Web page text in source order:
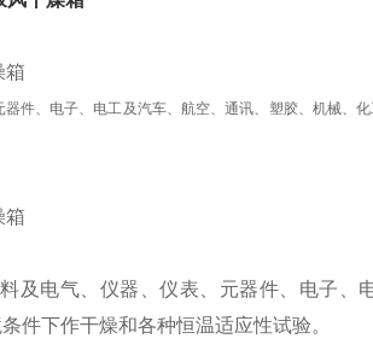
箱
件、电子、电工及汽车、航空、通讯、塑胶、机械、
箱
及电气、仪器、仪表、元器件、电子、
件下作干燥和各种恒温适应性试验。